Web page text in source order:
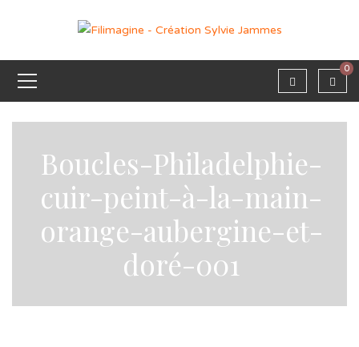
0
Boucles-Philadelphie-
cuir-peint-à-la-main-
orange-aubergine-et-
doré-001